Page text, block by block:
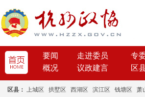
要闻 走进委员
专
概况
议政建言 区
区县： 上城区 拱墅区 西湖区 滨江区 钱塘区 萧